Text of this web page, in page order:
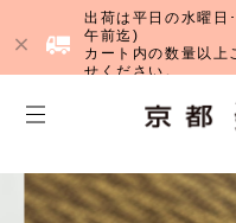
出荷は平日の水曜日
午前迄)
カート内の数量以上
せください。